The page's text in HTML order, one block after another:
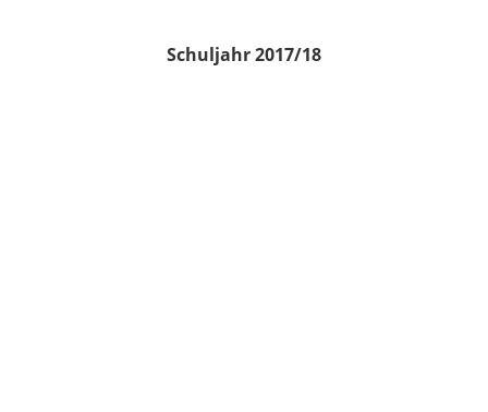
Schuljahr 2017/18